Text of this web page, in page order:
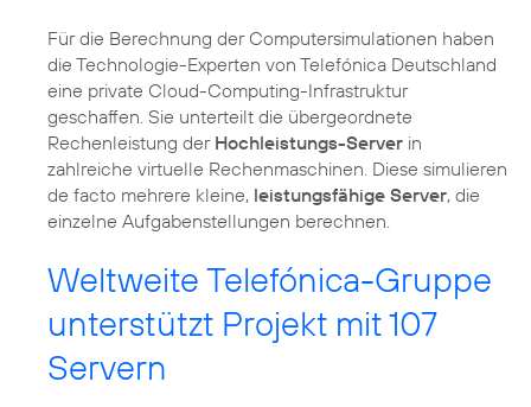
Für die Berechnung der Computersimulationen haben
die Technologie-Experten von Telefónica Deutschland
eine private Cloud-Computing-Infrastruktur
geschaffen. Sie unterteilt die übergeordnete
Rechenleistung der Hochleistungs-Server in
zahlreiche virtuelle Rechenmaschinen. Diese simulieren
de facto mehrere kleine, leistungsfähige Server, die
einzelne Aufgabenstellungen berechnen.
Weltweite Telefónica-Gruppe
unterstützt Projekt mit 107
Servern